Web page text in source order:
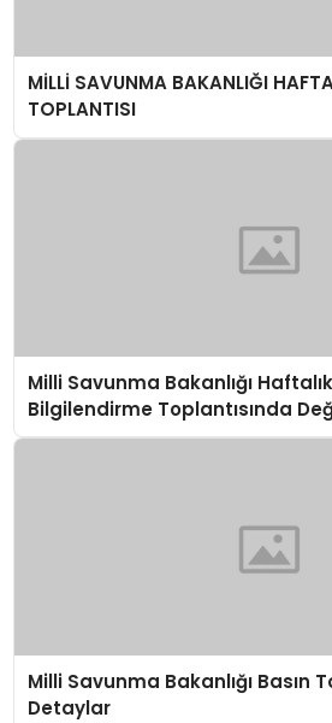
MİLLİ SAVUNMA BAKANLIĞI
TOPLANTISI
Milli Savunma Bakanlığı
Bilgilendirme Toplantısında
Milli Savunma Bakanlığı Basın
Detaylar